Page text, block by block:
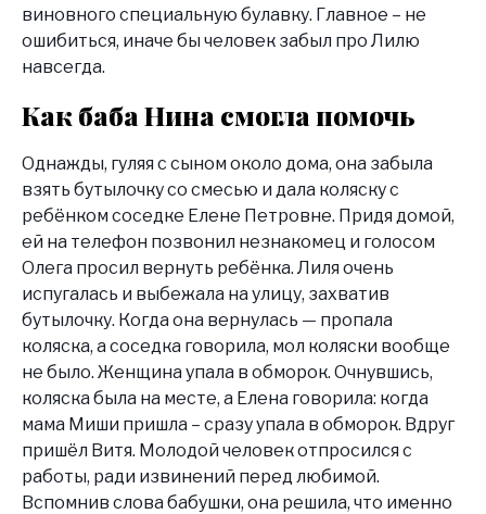
виновного специальную булавку. Главное – не
ошибиться, иначе бы человек забыл про Лилю
навсегда.
Как баба Нина смогла помочь
Однажды, гуляя с сыном около дома, она забыла
взять бутылочку со смесью и дала коляску с
ребёнком соседке Елене Петровне. Придя домой,
ей на телефон позвонил незнакомец и голосом
Олега просил вернуть ребёнка. Лиля очень
испугалась и выбежала на улицу, захватив
бутылочку. Когда она вернулась — пропала
коляска, а соседка говорила, мол коляски вообще
не было. Женщина упала в обморок. Очнувшись,
коляска была на месте, а Елена говорила: когда
мама Миши пришла – сразу упала в обморок. Вдруг
пришёл Витя. Молодой человек отпросился с
работы, ради извинений перед любимой.
Вспомнив слова бабушки, она решила, что именно